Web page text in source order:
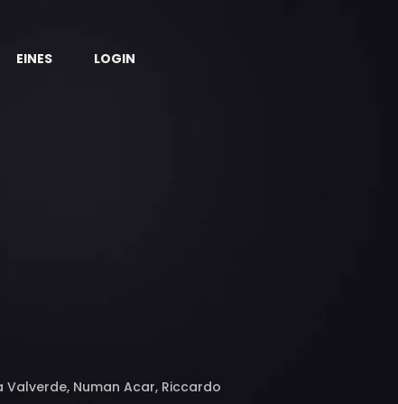
EINES LOGIN
Valverde, Numan Acar, Riccardo